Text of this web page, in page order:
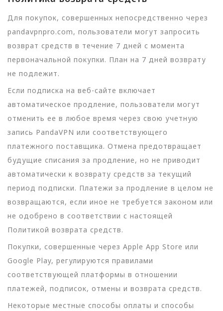
Для покупок, совершенных непосредственно через
pandavpnpro.com, пользователи могут запросить
возврат средств в течение 7 дней с момента
первоначальной покупки. План на 7 дней возврату
не подлежит.
Если подписка на веб-сайте включает
автоматическое продление, пользователи могут
отменить ее в любое время через свою учетную
запись PandaVPN или соответствующего
платежного поставщика. Отмена предотвращает
будущие списания за продление, но не приводит
автоматически к возврату средств за текущий
период подписки. Платежи за продление в целом не
возвращаются, если иное не требуется законом или
не одобрено в соответствии с настоящей
Политикой возврата средств.
Покупки, совершенные через Apple App Store или
Google Play, регулируются правилами
соответствующей платформы в отношении
платежей, подписок, отмены и возврата средств.
Некоторые местные способы оплаты и способы